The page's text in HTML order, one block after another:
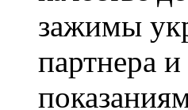
зажимы
партнера